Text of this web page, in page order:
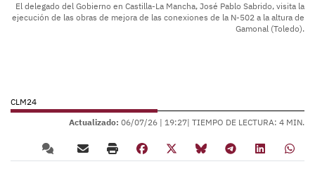
El delegado del Gobierno en Castilla-La Mancha, José Pablo Sabrido, visita la
ejecución de las obras de mejora de las conexiones de la N-502 a la altura de
Gamonal (Toledo).
CLM24
Actualizado: 06/07/26 | 19:27| TIEMPO DE LECTURA: 4 MIN.